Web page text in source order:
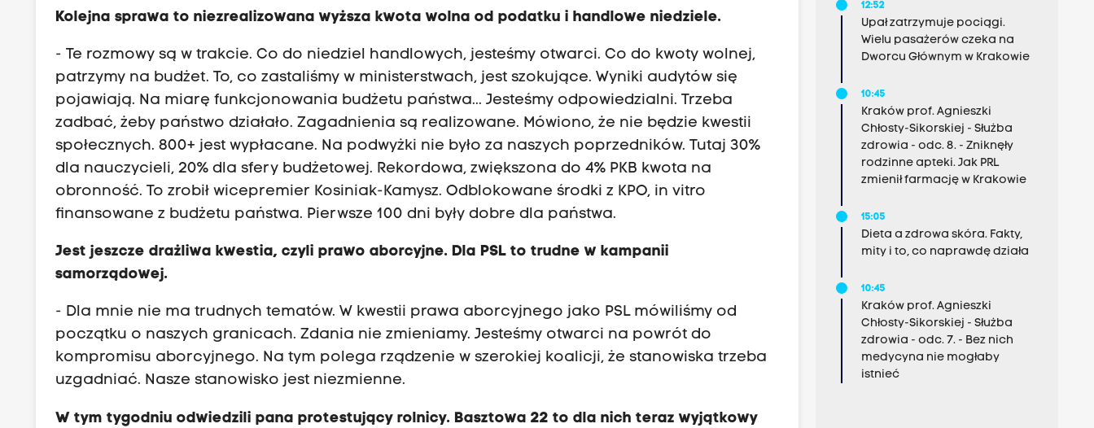
Kolejna sprawa to niezrealizowana wyższa kwota wolna od podatku i handlowe niedziele.
- Te rozmowy są w trakcie. Co do niedziel handlowych, jesteśmy otwarci. Co do kwoty wolnej,
patrzymy na budżet. To, co zastaliśmy w ministerstwach, jest szokujące. Wyniki audytów się
pojawiają. Na miarę funkcjonowania budżetu państwa... Jesteśmy odpowiedzialni. Trzeba
zadbać, żeby państwo działało. Zagadnienia są realizowane. Mówiono, że nie będzie kwestii
społecznych. 800+ jest wypłacane. Na podwyżki nie było za naszych poprzedników. Tutaj 30%
dla nauczycieli, 20% dla sfery budżetowej. Rekordowa, zwiększona do 4% PKB kwota na
obronność. To zrobił wicepremier Kosiniak-Kamysz. Odblokowane środki z KPO, in vitro
finansowane z budżetu państwa. Pierwsze 100 dni były dobre dla państwa.
Jest jeszcze drażliwa kwestia, czyli prawo aborcyjne. Dla PSL to trudne w kampanii
samorządowej.
- Dla mnie nie ma trudnych tematów. W kwestii prawa aborcyjnego jako PSL mówiliśmy od
początku o naszych granicach. Zdania nie zmieniamy. Jesteśmy otwarci na powrót do
kompromisu aborcyjnego. Na tym polega rządzenie w szerokiej koalicji, że stanowiska trzeba
uzgadniać. Nasze stanowisko jest niezmienne.
W tym tygodniu odwiedzili pana protestujący rolnicy. Basztowa 22 to dla nich teraz wyjątkowy
12:52
Upał zatrzymuje pociągi.
Wielu pasażerów czeka na
Dworcu Głównym w Krakowie
10:45
Kraków prof. Agnieszki
Chłosty-Sikorskiej - Służba
zdrowia - odc. 8. - Zniknęły
rodzinne apteki. Jak PRL
zmienił farmację w Krakowie
15:05
Dieta a zdrowa skóra. Fakty,
mity i to, co naprawdę działa
10:45
Kraków prof. Agnieszki
Chłosty-Sikorskiej - Służba
zdrowia - odc. 7. - Bez nich
medycyna nie mogłaby
istnieć